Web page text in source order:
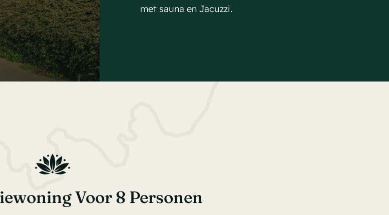
met sauna en Jacuzzi.
Voor 8 Personen